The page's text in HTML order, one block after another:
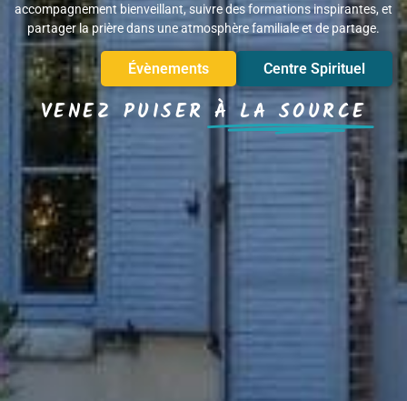
accompagnement bienveillant, suivre des formations inspirantes, et
partager la prière dans une atmosphère familiale et de partage.
Centre Spirituel
Évènements
VENEZ PUISER À LA SOURCE